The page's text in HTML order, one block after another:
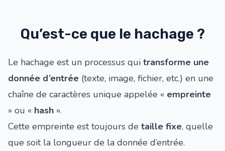
Qu’est-ce que le hachage ?
Le hachage est un processus qui transforme une
donnée d’entrée (texte, image, fichier, etc.) en une
chaîne de caractères unique appelée « empreinte
» ou « hash ».
Cette empreinte est toujours de taille fixe, quelle
que soit la longueur de la donnée d’entrée.